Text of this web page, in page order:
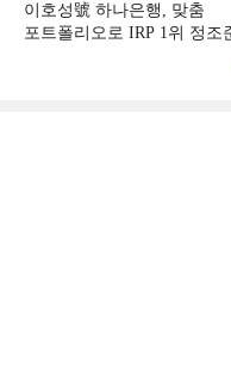
이호성號 하나은행, 맞춤
포트폴리오로 IRP 1위 정조